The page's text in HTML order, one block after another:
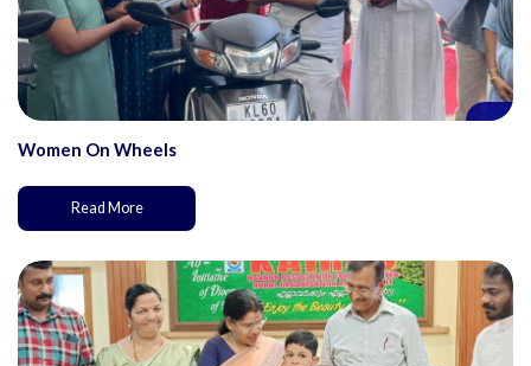
Women On Wheels
Read More